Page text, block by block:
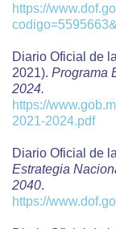
https://
Diario Oficial de
2021). Programa
2024.
https://
2021-2024.pdf
Diario Oficial de
Estrategia
2040.
https://